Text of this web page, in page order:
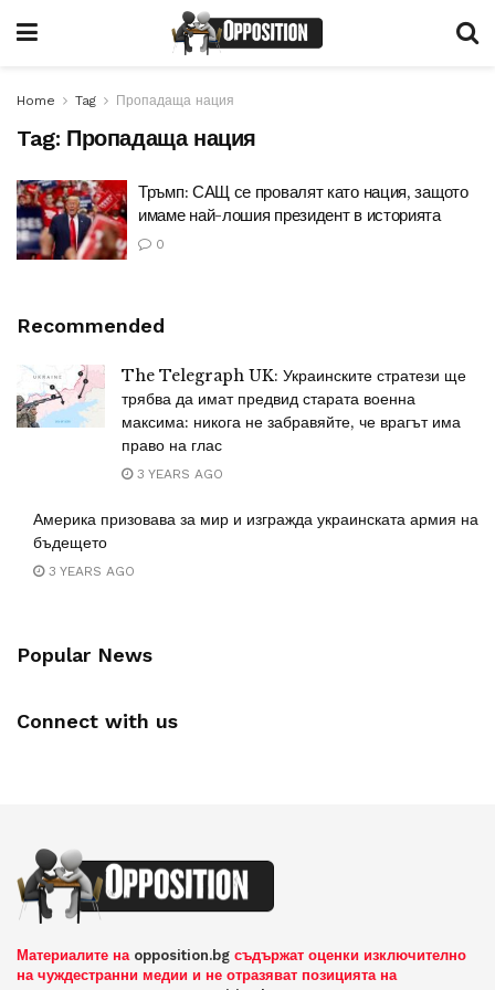
Home Tag Пропадаща нация
Tag: Пропадаща нация
Тръмп: САЩ се провалят като нация, защото
имаме най-лошия президент в историята
0
Recommended
The Telegraph UK: Украинските стратези ще
трябва да имат предвид старата военна
максима: никога не забравяйте, че врагът има
право на глас
3 YEARS AGO
Америка призовава за мир и изгражда украинската армия на
бъдещето
3 YEARS AGO
Popular News
Connect with us
Материалите на opposition.bg съдържат оценки изключително
на чуждестранни медии и не отразяват позицията на